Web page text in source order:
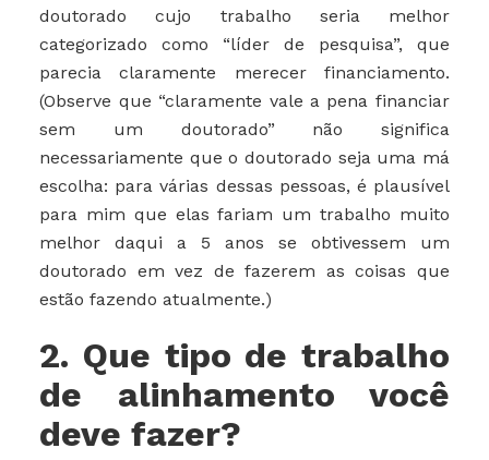
doutorado cujo trabalho seria melhor
categorizado como “líder de pesquisa”, que
parecia claramente merecer financiamento.
(Observe que “claramente vale a pena financiar
sem um doutorado” não significa
necessariamente que o doutorado seja uma má
escolha: para várias dessas pessoas, é plausível
para mim que elas fariam um trabalho muito
melhor daqui a 5 anos se obtivessem um
doutorado em vez de fazerem as coisas que
estão fazendo atualmente.)
2. Que tipo de trabalho
de alinhamento você
deve fazer?